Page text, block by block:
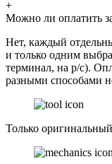
+
Можно ли оплатить
Нет, каждый
и только одним
терминал, на р/с).
разными способами
Только